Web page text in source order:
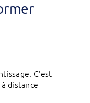
C’est
distance